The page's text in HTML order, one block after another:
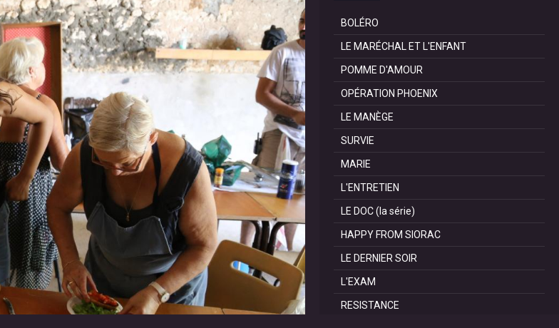
BOLÉRO
LE MARÉCHAL ET L'ENFANT
POMME D'AMOUR
OPÉRATION PHOENIX
LE MANÈGE
SURVIE
MARIE
L'ENTRETIEN
LE DOC (la série)
HAPPY FROM SIORAC
LE DERNIER SOIR
L'EXAM
RESISTANCE